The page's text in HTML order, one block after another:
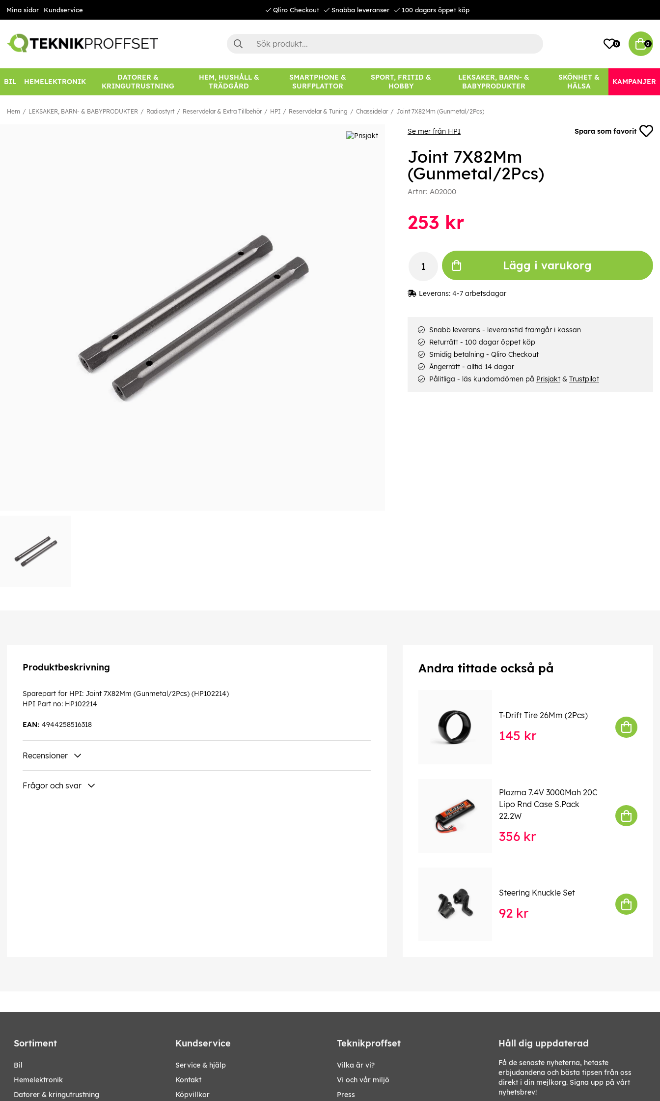
Mina sidor Kundservice Qliro Checkout Snabba leveranser 100 dagars öppet köp
0 0
BIL HEMELEKTRONIK
DATORER &
KRINGUTRUSTNING
HEM, HUSHÅLL &
TRÄDGÅRD
SMARTPHONE &
SURFPLATTOR
SPORT, FRITID &
HOBBY
LEKSAKER, BARN- &
BABYPRODUKTER
SKÖNHET &
HÄLSA
KAMPANJER
Hem LEKSAKER, BARN- & BABYPRODUKTER Radiostyrt Reservdelar & Extra Tillbehör HPI Reservdelar & Tuning Chassidelar Joint 7X82Mm (Gunmetal/2Pcs)
Se mer från HPI Spara som favorit
Joint 7X82Mm
(Gunmetal/2Pcs)
Artnr: A02000
253 kr
Lägg i varukorg
Leverans: 4-7 arbetsdagar
Snabb leverans - leveranstid framgår i kassan
Returrätt - 100 dagar öppet köp
Smidig betalning - Qliro Checkout
Ångerrätt - alltid 14 dagar
Pålitliga - läs kundomdömen på Prisjakt& Trustpilot
Produktbeskrivning
Sparepart for HPI: Joint 7X82Mm (Gunmetal/2Pcs) (HP102214)
HPI Part no: HP102214
4944258516318
EAN:
Recensioner
Frågor och svar
Andra tittade också på
T-Drift Tire 26Mm (2Pcs)
145 kr
Plazma 7.4V 3000Mah 20C
Lipo Rnd Case S.Pack
22.2W
356 kr
Steering Knuckle Set
92 kr
Sortiment
bil
hemelektronik
datorer & kringutrustning
Kundservice
Service & hjälp
Kontakt
Köpvillkor
Teknikproffset
Vilka är vi?
Vi och vår miljö
Press
Håll dig uppdaterad
Få de senaste nyheterna, hetaste
erbjudandena och bästa tipsen från oss
direkt i din mejlkorg. Signa upp på vårt
nyhetsbrev!